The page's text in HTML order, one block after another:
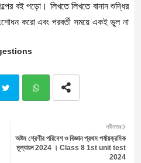
বই পড়ো। লিখতে লিখতে বানান শুদ্ধির
করো এবং পরবর্তী সময়ে একই ভুল না
atsa
নবীনতর
অষ্টম শ্রেণীর পরিবেশ ও বিজ্ঞান প্রথম পর্যায়ক্রমিক
মূল্যায়ন 2024 । Class 8 1st unit test
2024